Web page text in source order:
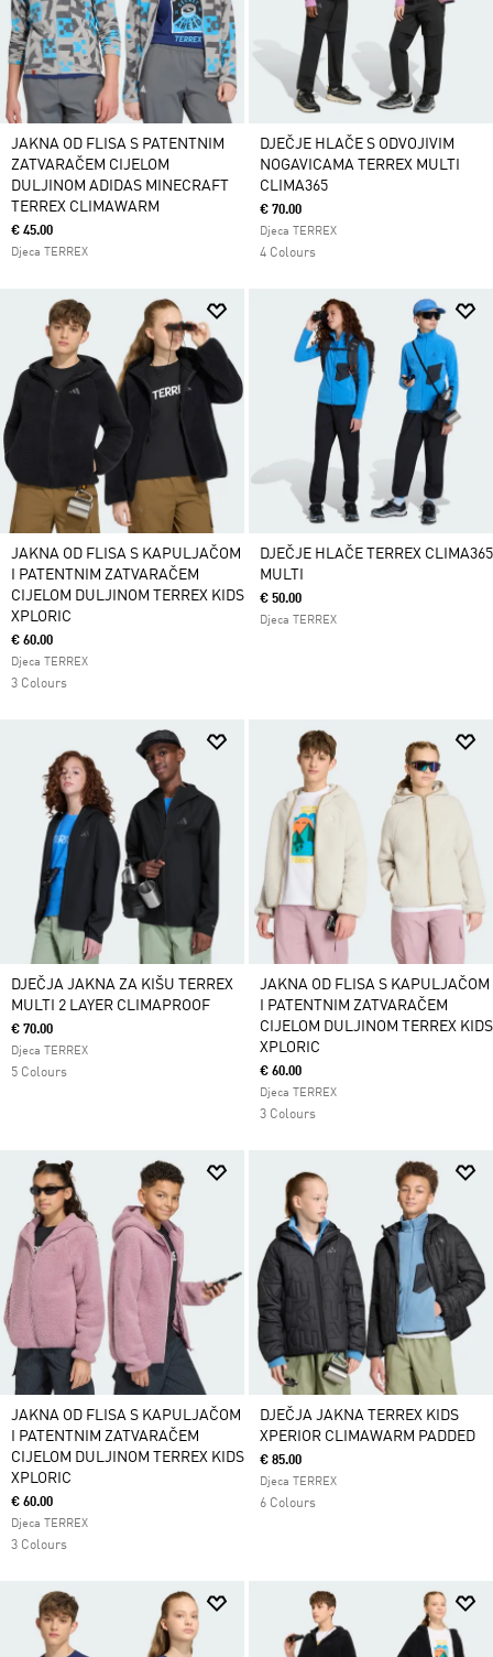
JAKNA OD FLISA S PATENTNIM
ZATVARAČEM CIJELOM
DULJINOM ADIDAS MINECRAFT
TERREX CLIMAWARM
€ 45.00
Djeca TERREX
DJEČJE HLAČE S ODVOJIVIM
NOGAVICAMA TERREX MULTI
CLIMA365
€ 70.00
Djeca TERREX
4 Colours
JAKNA OD FLISA S KAPULJAČOM
I PATENTNIM ZATVARAČEM
CIJELOM DULJINOM TERREX KIDS
XPLORIC
€ 60.00
Djeca TERREX
3 Colours
DJEČJE HLAČE TERREX CLIMA365
MULTI
€ 50.00
Djeca TERREX
DJEČJA JAKNA ZA KIŠU TERREX
MULTI 2 LAYER CLIMAPROOF
€ 70.00
Djeca TERREX
5 Colours
JAKNA OD FLISA S KAPULJAČOM
I PATENTNIM ZATVARAČEM
CIJELOM DULJINOM TERREX KIDS
XPLORIC
€ 60.00
Djeca TERREX
3 Colours
JAKNA OD FLISA S KAPULJAČOM
I PATENTNIM ZATVARAČEM
CIJELOM DULJINOM TERREX KIDS
XPLORIC
€ 60.00
Djeca TERREX
3 Colours
DJEČJA JAKNA TERREX KIDS
XPERIOR CLIMAWARM PADDED
€ 85.00
Djeca TERREX
6 Colours